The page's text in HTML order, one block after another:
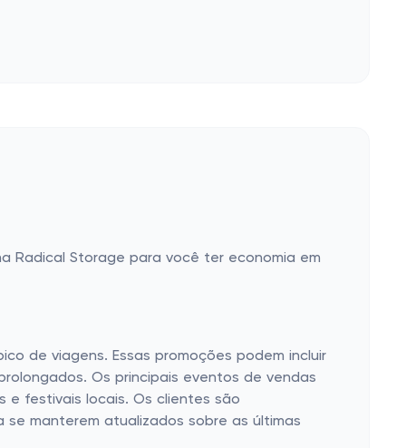
Radical Storage para você ter economia em
de viagens. Essas promoções podem incluir
Os principais eventos de vendas
e festivais locais. Os clientes são
se manterem atualizados sobre as últimas